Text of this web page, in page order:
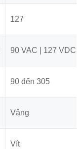
127
90 VAC | 127 VDC
90 đến 305
Vâng
Vít